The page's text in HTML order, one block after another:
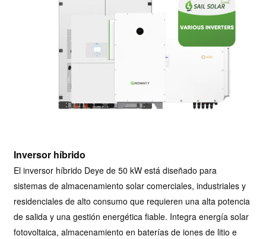
Inversor híbrido
El inversor híbrido Deye de 50 kW está diseñado para
sistemas de almacenamiento solar comerciales, industriales y
residenciales de alto consumo que requieren una alta potencia
de salida y una gestión energética fiable. Integra energía solar
fotovoltaica, almacenamiento en baterías de iones de litio e